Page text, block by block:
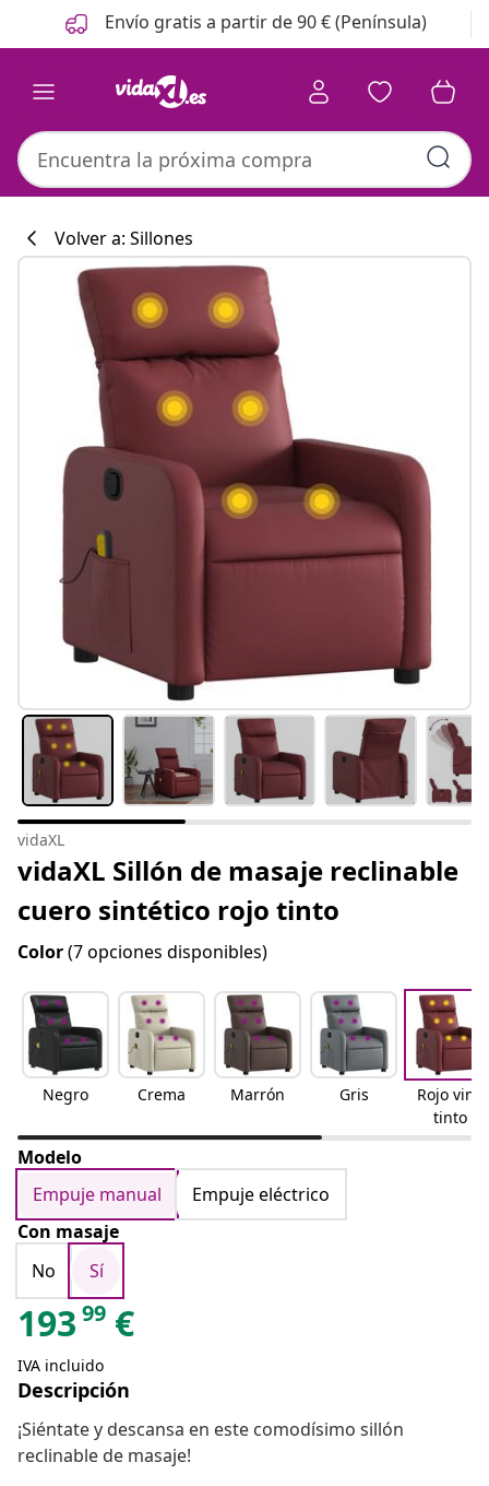
Anterior
Siguiente Envío gratis a partir de 90 € (Península)
#sharemevidaxl
Volver a: Sillones
vidaXL
vidaXL Sillón de masaje reclinable
cuero sintético rojo tinto
Color(7 opciones disponibles)
Negro Crema Marrón Gris
Rojo vino
tinto
Modelo
Empuje manual
Empuje eléctrico
Con masaje
No
Sí
193 99 €
IVA incluido
Descripción
¡Siéntate y descansa en este comodísimo sillón
reclinable de masaje!